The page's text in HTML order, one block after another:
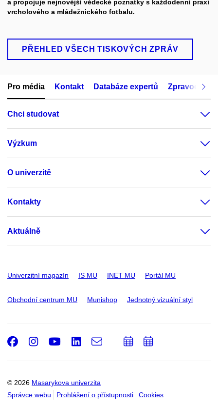
a propojuje nejnovější vědecké poznatky s každodenní praxí
vrcholového a mládežnického fotbalu.
PŘEHLED VŠECH TISKOVÝCH ZPRÁV
Pro média Kontakt Databáze expertů
Chci studovat
Výzkum
O univerzitě
Kontakty
Aktuálně
Univerzitní magazín IS MU INET MU Portál MU
Obchodní centrum MU Munishop Jednotný vizuální styl
© 2026 Masarykova univerzita
Správce webu
Prohlášení o přístupnosti Cookies
Facebook
Instagram
Youtube
LinkedIn
e-
PřidatPřidat